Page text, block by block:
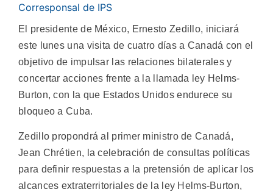
Corresponsal de IPS
El presidente de México, Ernesto Zedillo, iniciará
este lunes una visita de cuatro días a Canadá con el
objetivo de impulsar las relaciones bilaterales y
concertar acciones frente a la llamada ley Helms-
Burton, con la que Estados Unidos endurece su
bloqueo a Cuba.
Zedillo propondrá al primer ministro de Canadá,
Jean Chrétien, la celebración de consultas políticas
para definir respuestas a la pretensión de aplicar los
alcances extraterritoriales de la ley Helms-Burton,